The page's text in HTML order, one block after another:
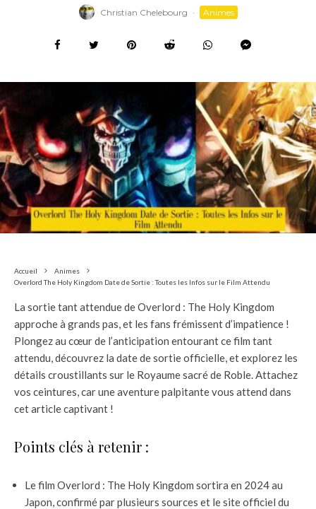
Christian Chelebourg · Animes
Accueil
Animes
Overlord The Holy Kingdom Date de Sortie : Toutes les Infos sur le Film Attendu
La sortie tant attendue de Overlord : The Holy Kingdom
approche à grands pas, et les fans frémissent d’impatience !
Plongez au cœur de l’anticipation entourant ce film tant
attendu, découvrez la date de sortie officielle, et explorez les
détails croustillants sur le Royaume sacré de Roble. Attachez
vos ceintures, car une aventure palpitante vous attend dans
cet article captivant !
Points clés à retenir :
Le film Overlord : The Holy Kingdom sortira en 2024 au
Japon, confirmé par plusieurs sources et le site officiel du